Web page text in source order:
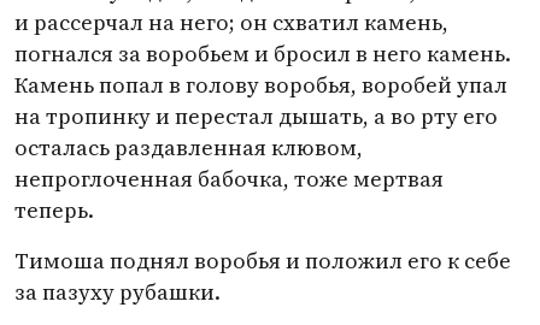
и рассерчал на него; он схватил камень,
погнался за воробьем и бросил в него камень.
Камень попал в голову воробья, воробей упал
на тропинку и перестал дышать, а во рту его
осталась раздавленная клювом,
непроглоченная бабочка, тоже мертвая
теперь.
Тимоша поднял воробья и положил его к себе
за пазуху рубашки.